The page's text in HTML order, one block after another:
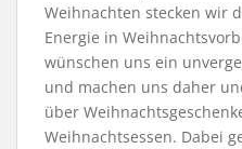
Weihnachten stecken wir
Energie in
wünschen uns ein
und machen uns daher
über
Weihnachtsessen. Dabei